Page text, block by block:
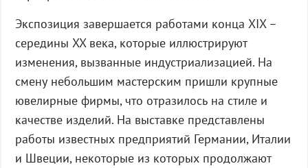
Экспозиция завершается работами конца XIX –
середины XX века, которые иллюстрируют
изменения, вызванные индустриализацией. На
смену небольшим мастерским пришли крупные
ювелирные фирмы, что отразилось на стиле и
качестве изделий. На выставке представлены
работы известных предприятий Германии, Италии
и Швеции, некоторые из которых продолжают